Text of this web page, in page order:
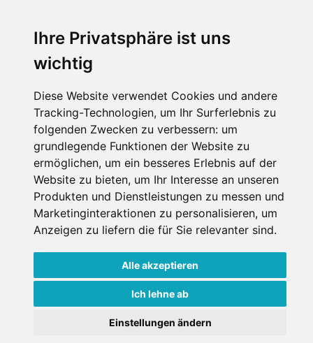
Ihre Privatsphäre ist uns
wichtig
Diese Website verwendet Cookies und andere
Tracking-Technologien, um Ihr Surferlebnis zu
folgenden Zwecken zu verbessern: um
grundlegende Funktionen der Website zu
ermöglichen, um ein besseres Erlebnis auf der
Website zu bieten, um Ihr Interesse an unseren
Produkten und Dienstleistungen zu messen und
Marketinginteraktionen zu personalisieren, um
Anzeigen zu liefern die für Sie relevanter sind.
Alle akzeptieren
Ich lehne ab
Einstellungen ändern